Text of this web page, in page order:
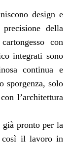
design e
della
con
integrati sono
continua e
sporgenza, solo
l’architettura
già pronto per la
così il lavoro in